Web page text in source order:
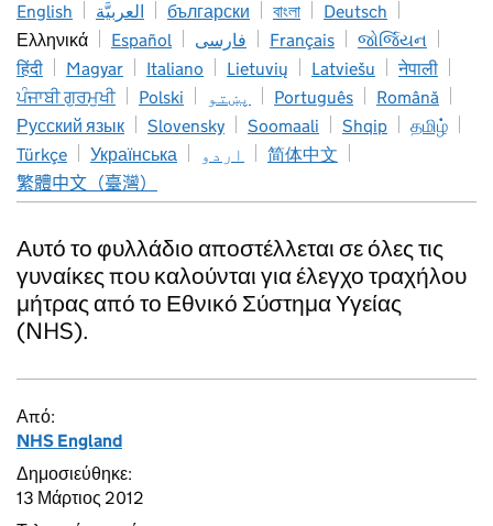
English العربيَّة български বাংলা
Deutsch
Ελληνικά
Español فارسی Français
જોર્જિયન
हिंदी
Magyar Italiano Lietuvių Latviešu
नेपाली
ਪੰਜਾਬੀ ਗੁਰਮੁਖੀ
Polski پښتو Português
Română
Русский язык
Slovensky Soomaali Shqip
தமிழ்
Türkçe
Українська اردو
简体中文
繁體中文（臺灣）
Αυτό το φυλλάδιο αποστέλλεται σε όλες τις
γυναίκες που καλούνται για έλεγχο τραχήλου
μήτρας από το Εθνικό Σύστημα Υγείας
(NHS).
Από:
NHS England
Δημοσιεύθηκε:
13 Μάρτιος 2012